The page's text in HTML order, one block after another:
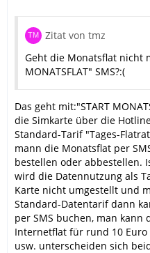
Zitat von tmz
Geht die Monatsflat nicht
MONATSFLAT" SMS?:(
Das geht mit:"START
die Simkarte über die
Standard-Tarif "Tages-
mann die Monatsflat per
bestellen oder abbestellen.
wird die Datennutzung als
Karte nicht umgestellt und
Standard-Datentarif dann
per SMS buchen, man kann
Internetflat für rund 10 Euro
usw. unterscheiden sich